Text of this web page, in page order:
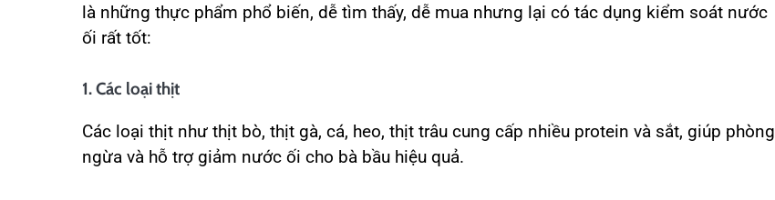
là những thực phẩm phổ biến, dễ tìm thấy, dễ mua nhưng lại có tác dụng kiểm soát nước
ối rất tốt:
1. Các loại thịt
Các loại thịt như thịt bò, thịt gà, cá, heo, thịt trâu cung cấp nhiều protein và sắt, giúp phòng
ngừa và hỗ trợ giảm nước ối cho bà bầu hiệu quả.